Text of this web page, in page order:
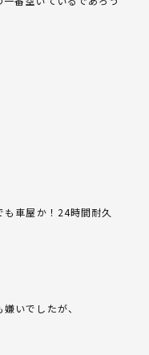
車屋か！24時間耐久
いでしたが、